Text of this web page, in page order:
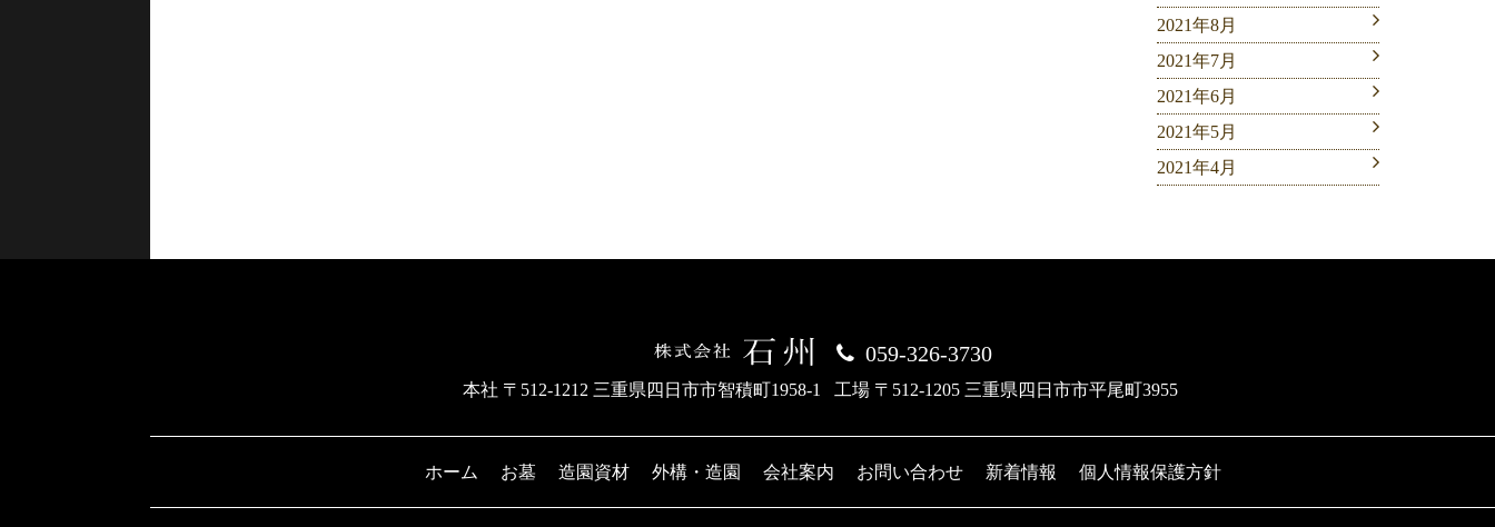
2021年8月
2021年7月
2021年6月
2021年5月
2021年4月
059-326-3730
本社 〒512-1212 三重県四日市市智積町1958-1 工場 〒512-1205 三重県四日市市平尾町3955
ホーム お墓 造園資材 外構・造園 会社案内 お問い合わせ 新着情報 個人情報保護方針